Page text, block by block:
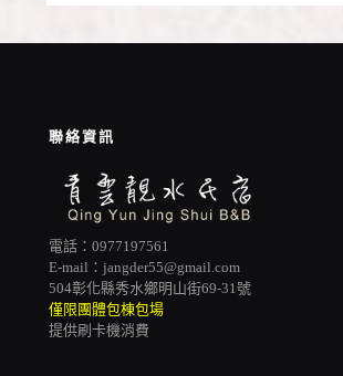
聯絡資訊
電話：0977197561
E-mail：jangder55@gmail.com
504彰化縣秀水鄉明山街69-31號
僅限團體包棟包場
提供刷卡機消費